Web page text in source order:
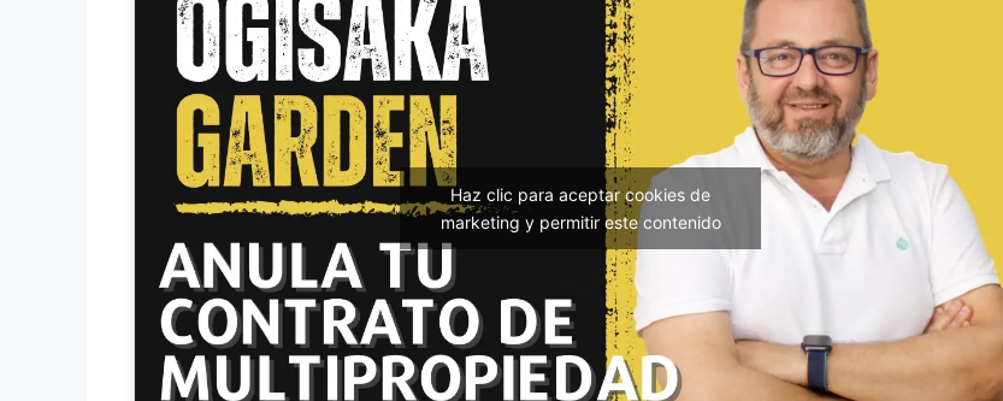
Haz clic para aceptar cookies de
marketing y permitir este contenido